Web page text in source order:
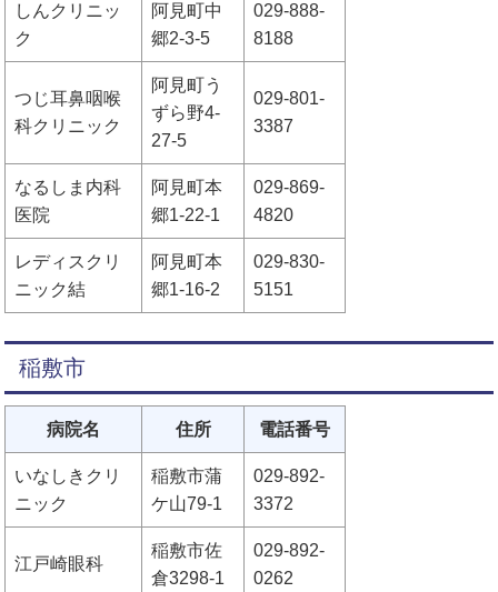
しんクリニッ
ク
阿見町中
郷2-3-5
029-888-
8188
つじ耳鼻咽喉
科クリニック
阿見町う
ずら野4-
27-5
029-801-
3387
なるしま内科
医院
阿見町本
郷1-22-1
029-869-
4820
レディスクリ
ニック結
阿見町本
郷1-16-2
029-830-
5151
稲敷市
病院名 住所 電話番号
いなしきクリ
ニック
稲敷市蒲
ケ山79-1
029-892-
3372
江戸崎眼科
稲敷市佐
倉3298-1
029-892-
0262